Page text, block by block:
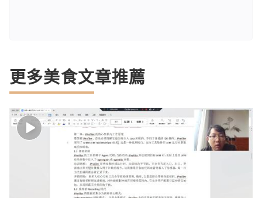
更多美食文章推薦